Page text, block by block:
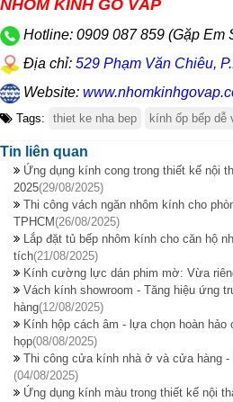
NHÔM KÍNH GÒ VẤP
Hotline: 0909 087 859 (Gặp Em
Địa chỉ: 529 Phạm Văn Chiêu,
Website:
Tags: thiet ke nha bep kính ốp bếp dễ
Tin liên quan
Ứng dụng kính cong trong thiết kế nội
2025(29/08/2025)
Thi công vách ngăn nhôm kính cho
TPHCM (26/08/2025)
Lắp đặt tủ bếp nhôm kính cho căn hộ
tích(21/08/2025)
Kính cường lực dán phim mờ: Vừa
Vách kính showroom - Tăng hiệu ứng
hàng(12/08/2025)
Kính hộp cách âm - lựa chọn hoàn hảo
họp(08/08/2025)
Thi công cửa kính nhà ở và cửa hàng
(04/08/2025)
Ứng dụng kính màu trong thiết kế nội